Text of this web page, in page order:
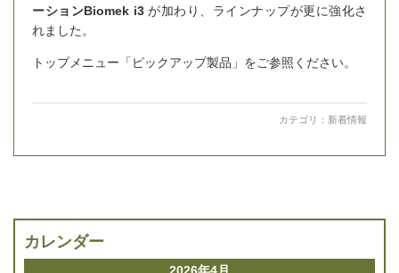
ーションBiomek i3が加わり、ラインナップが更に強化さ
れました。
トップメニュー「ピックアップ製品」をご参照ください。
カテゴリ： 新着情報
カレンダー